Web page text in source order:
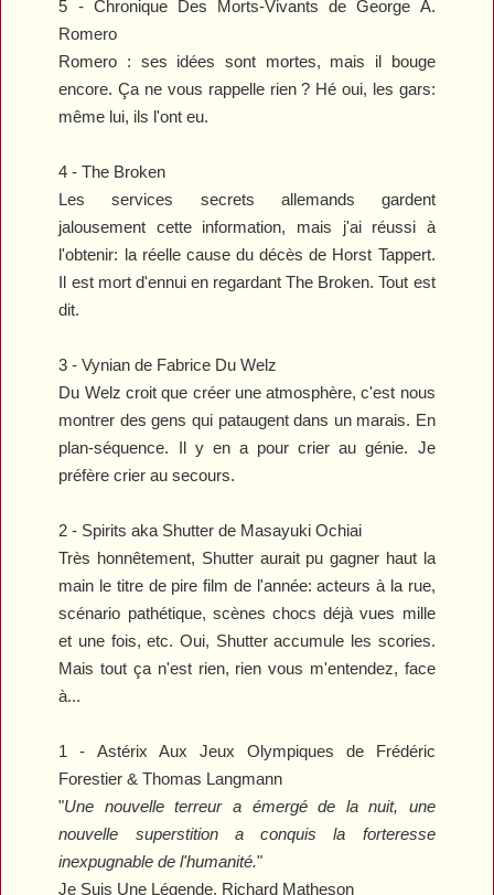
5 - Chronique Des Morts-Vivants de George A.
Romero
Romero : ses idées sont mortes, mais il bouge
encore. Ça ne vous rappelle rien ? Hé oui, les gars:
même lui, ils l'ont eu.
4 -The Broken
Les services secrets allemands gardent
jalousement cette information, mais j'ai réussi à
l'obtenir: la réelle cause du décès de Horst Tappert.
Il est mort d'ennui en regardantThe Broken. Tout est
dit.
3 -Vynian de Fabrice Du Welz
Du Welz croit que créer une atmosphère, c'est nous
montrer des gens qui pataugent dans un marais. En
plan-séquence. Il y en a pour crier au génie. Je
préfère crier au secours.
2 - Spirits aka Shutter de Masayuki Ochiai
Très honnêtement, Shutteraurait pu gagner haut la
main le titre de pire film de l'année: acteurs à la rue,
scénario pathétique, scènes chocs déjà vues mille
et une fois, etc. Oui, Shutteraccumule les scories.
Mais tout ça n'est rien, rien vous m'entendez, face
à...
1 -Astérix Aux Jeux Olympiques de Frédéric
Forestier & Thomas Langmann
"Une nouvelle terreur a émergé de la nuit, une
nouvelle superstition a conquis la forteresse
inexpugnable de l'humanité."
Je Suis Une Légende, Richard Matheson